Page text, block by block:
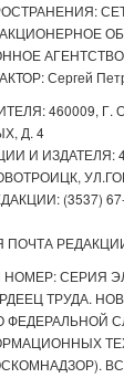
Сергей
460009, Г.
Д. 4
И ИЗДАТЕЛЯ:
(3537) 67-
РЕДАКЦИИ:
СЕРИЯ
ТРУДА.
ФЕДЕРАЛЬНОЙ